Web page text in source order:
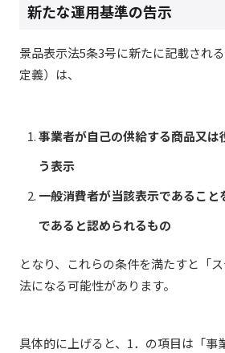
新たな運用基準の告示
景品表示法5条3号に新たに記載され
定義） は、
事業者が自己の供給する商品又は
う表示
一般消費者が当該表示であるこ
であると認められるもの
となり、これらの条件を満たすと「
法になる可能性があります。
具体的に上げると、1．の項目は「事